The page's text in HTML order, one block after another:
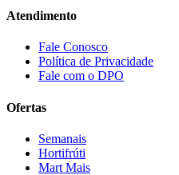
Atendimento
Fale Conosco
Política de Privacidade
Fale com o DPO
Ofertas
Semanais
Hortifrúti
Mart Mais